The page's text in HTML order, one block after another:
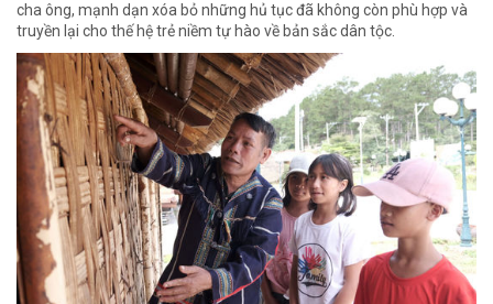
cha ông, mạnh dạn xóa bỏ những hủ tục đã không còn phù hợp và
truyền lại cho thế hệ trẻ niềm tự hào về bản sắc dân tộc.